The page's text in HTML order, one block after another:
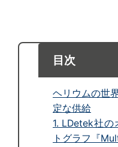
目次
ヘリウムの世
定な供給
1. LDetek社
トグラフ『